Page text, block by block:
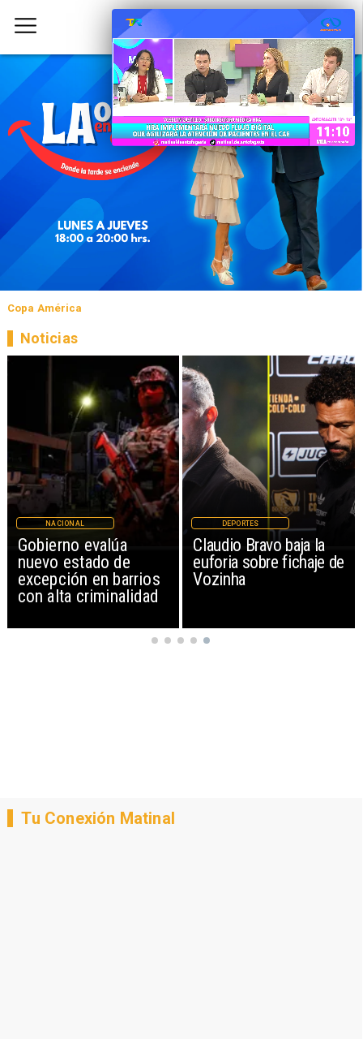
Copa América
Gobierno evalúa
nuevo estado de
excepción en barrios
con alta criminalidad
NACIONAL
Claudio Bravo baja la
euforia sobre fichaje de
Vozinha
DEPORTES
Noticias
Tu Conexión Matinal